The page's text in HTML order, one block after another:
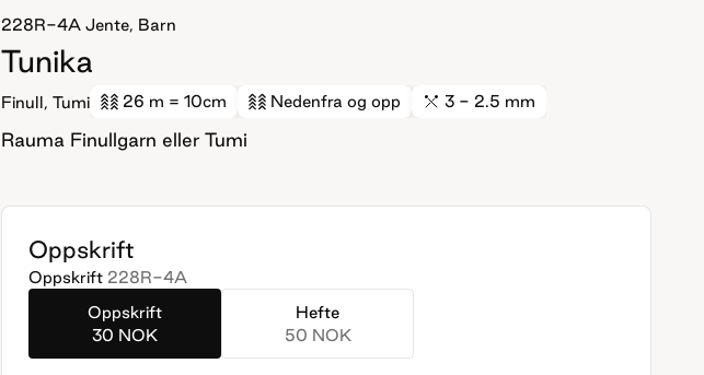
228R-4A Jente, Barn
Tunika
Finull, Tumi 26 m = 10cm Nedenfra og opp 3 - 2.5 mm
Rauma Finullgarn eller Tumi
Oppskrift
Oppskrift 228R-4A
Oppskrift
30 NOK
Hefte
50 NOK